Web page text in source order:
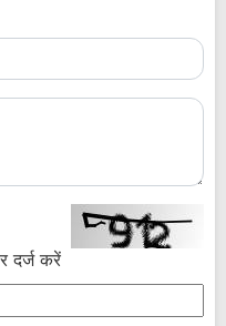
दर्ज करें